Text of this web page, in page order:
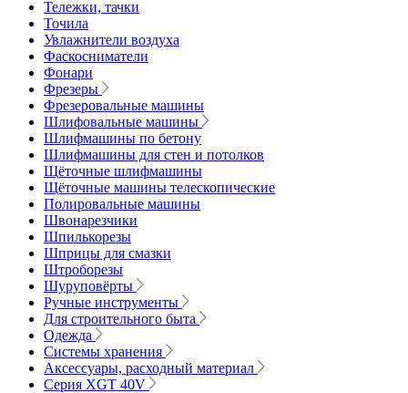
Тележки, тачки
Точила
Увлажнители воздуха
Фаскосниматели
Фонари
Фрезеры
Фрезеровальные машины
Шлифовальные машины
Шлифмашины по бетону
Шлифмашины для стен и потолков
Щёточные шлифмашины
Щёточные машины телескопические
Полировальные машины
Швонарезчики
Шпилькорезы
Шприцы для смазки
Штроборезы
Шуруповёрты
Ручные инструменты
Для строительного быта
Одежда
Системы хранения
Аксессуары, расходный материал
Серия XGT 40V